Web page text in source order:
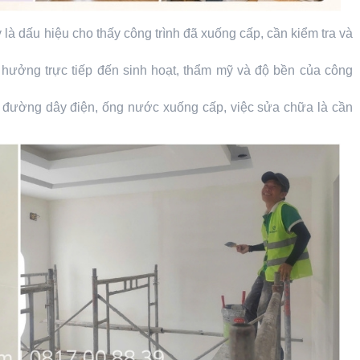
dấu hiệu cho thấy công trình đã xuống cấp, cần kiểm tra và
trực tiếp đến sinh hoạt, thẩm mỹ và độ bền của công
dây điện, ống nước xuống cấp, việc sửa chữa là cần